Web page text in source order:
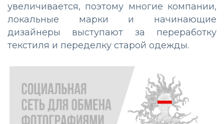
увеличивается, поэтому многие компании,
локальные марки и начинающие
дизайнеры выступают за переработку
текстиля и переделку старой одежды.